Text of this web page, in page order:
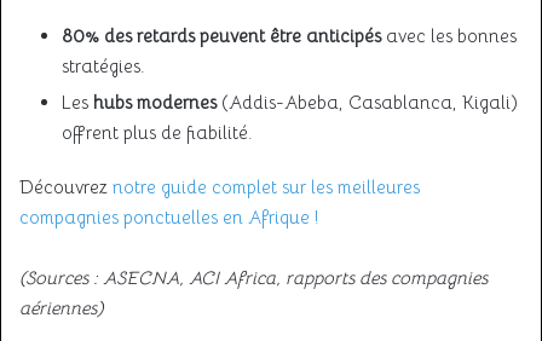
80% des retards peuvent être anticipésavec les bonnes
stratégies.
Les hubs modernes(Addis-Abeba, Casablanca, Kigali)
offrent plus de fiabilité.
Découvrez notre guide complet sur les meilleures
compagnies ponctuelles en Afrique !
(Sources : ASECNA, ACI Africa, rapports des compagnies
aériennes)